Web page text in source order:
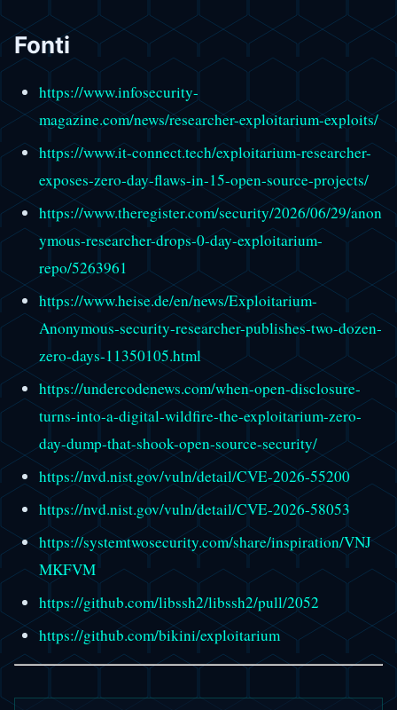
Fonti
https://www.infosecurity-
magazine.com/news/researcher-exploitarium-exploits/
https://www.it-connect.tech/exploitarium-researcher-
exposes-zero-day-flaws-in-15-open-source-projects/
https://www.theregister.com/security/2026/06/29/anon
ymous-researcher-drops-0-day-exploitarium-
repo/5263961
https://www.heise.de/en/news/Exploitarium-
Anonymous-security-researcher-publishes-two-dozen-
zero-days-11350105.html
https://undercodenews.com/when-open-disclosure-
turns-into-a-digital-wildfire-the-exploitarium-zero-
day-dump-that-shook-open-source-security/
https://nvd.nist.gov/vuln/detail/CVE-2026-55200
https://nvd.nist.gov/vuln/detail/CVE-2026-58053
https://systemtwosecurity.com/share/inspiration/VNJ
MKFVM
https://github.com/libssh2/libssh2/pull/2052
https://github.com/bikini/exploitarium